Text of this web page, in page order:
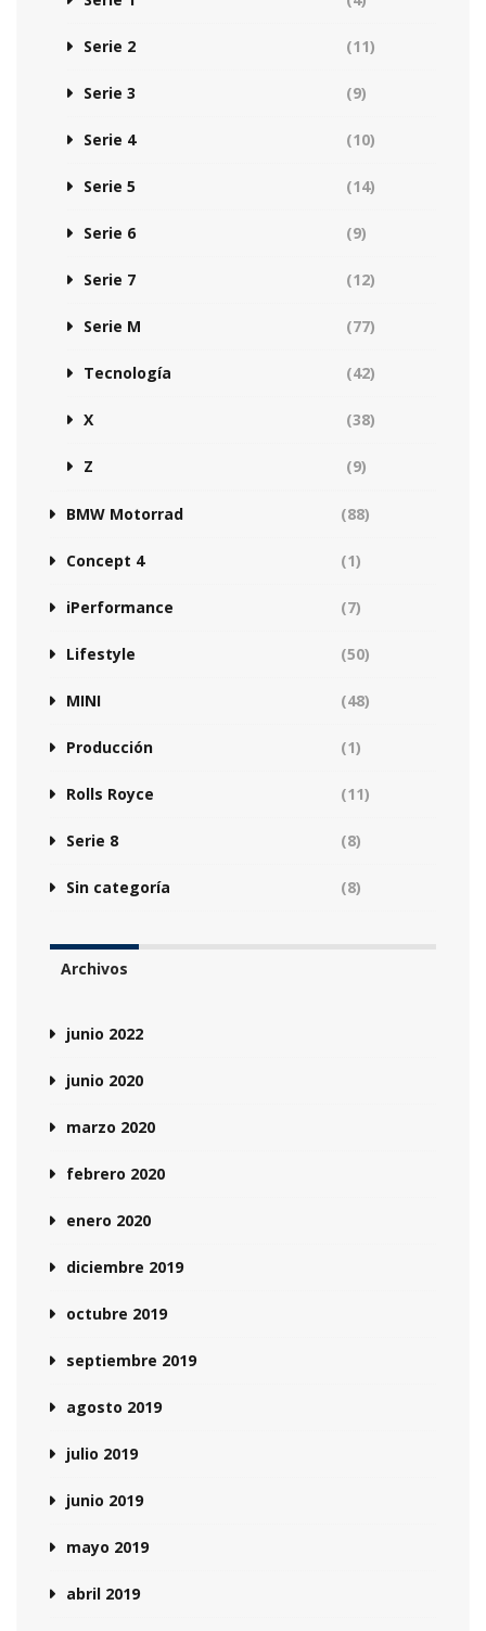
Serie 2 (11)
Serie 3 (9)
Serie 4 (10)
Serie 5 (14)
Serie 6 (9)
Serie 7 (12)
Serie M (77)
Tecnología (42)
X (38)
Z (9)
BMW Motorrad (88)
Concept 4 (1)
iPerformance (7)
Lifestyle (50)
MINI (48)
Producción (1)
Rolls Royce (11)
Serie 8 (8)
Sin categoría (8)
Archivos
junio 2022
junio 2020
marzo 2020
febrero 2020
enero 2020
diciembre 2019
octubre 2019
septiembre 2019
agosto 2019
julio 2019
junio 2019
mayo 2019
abril 2019